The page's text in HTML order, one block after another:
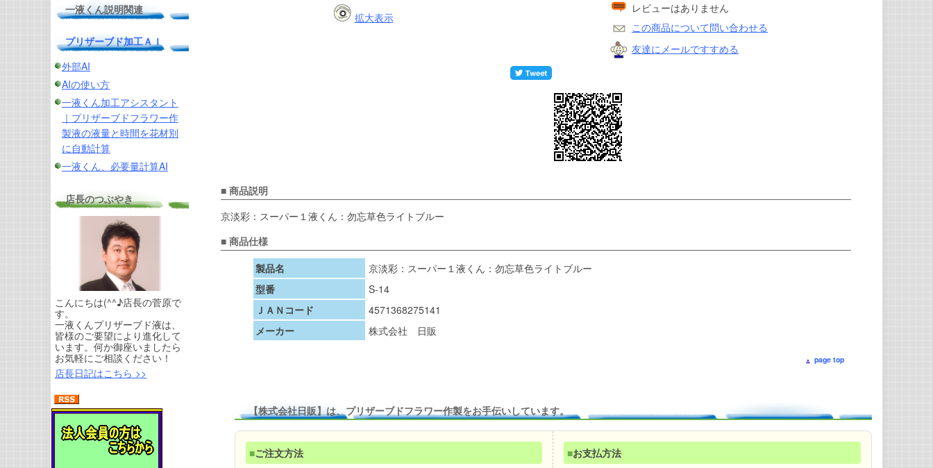
一液くん説明関連
プリザーブド加工ＡＩ
外部AI
AIの使い方
一液くん加工アシスタント
｜プリザーブドフラワー作
製液の液量と時間を花材別
に自動計算
一液くん、必要量計算AI
店長のつぶやき
こんにちは(^^♪店長の菅原で
す。
一液くんプリザーブド液は、
皆様のご要望により進化して
います。何か御座いましたら
お気軽にご相談ください！
店長日記はこちら >>
拡大表示
レビューはありません
この商品について問い合わせる
友達にメールですすめる
■ 商品説明
京淡彩：スーパー１液くん：勿忘草色ライトブルー
■ 商品仕様
製品名
京淡彩：スーパー１液くん：勿忘草色ライトブルー
型番
S-14
ＪＡＮコード
4571368275141
メーカー
株式会社 日販
page top
【株式会社日販】は、プリザーブドフラワー作製をお手伝いしています。
■ご注文方法
■お支払方法